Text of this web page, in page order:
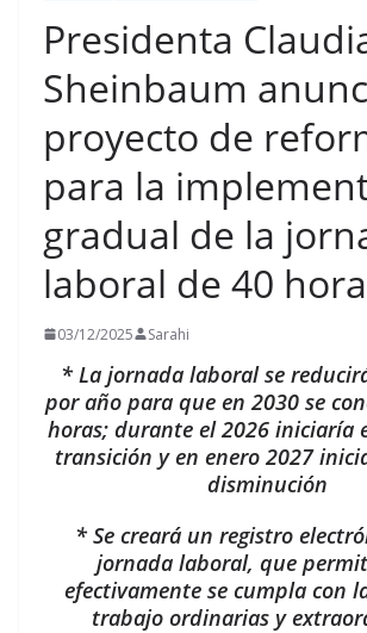
Presidenta
Sheinbaum
proyecto de
para la
gradual de la
laboral de 40
03/12/2025 Sarahi
* La jornada laboral se
por año para que en 2030 se
horas; durante el 2026 iniciaría
transición y en enero 2027
disminución
* Se creará un registro
jornada laboral, que
efectivamente se cumpla con
trabajo ordinarias y